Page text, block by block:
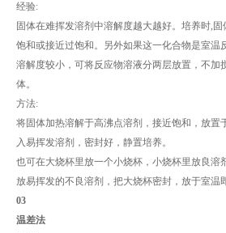
经验:
固体在难挥发溶剂中溶解度越大越好。培养时,
饱和或接近过饱和。另外如果这一化合物是室温
溶解度较小，可将反应物溶液分两层放置，不加
体。
方法:
将固体加热溶解于高沸点溶剂，接近饱和，放置
入易挥发溶剂，密封好，静置培养。
也可在大烧杯里放一个小烧杯，小烧杯里放良溶
放易挥发的不良溶剂，把大烧杯密封，放于室温
03
温差法